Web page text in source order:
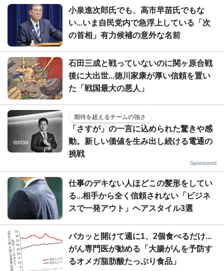
小泉進次郎氏でも、高市早苗氏でもな
い...いま自民党内で急浮上している「次
の首相」有力候補の意外な名前
石田三成と戦っていないのに関ヶ原合戦
後に大出世...徳川家康が厚い信頼を置い
た「戦国最大の悪人」
期待を超えるチームの強さ
「さすが」の一言に込められた驚きや感
動。新しい価値を生み出し続ける電通の
挑戦
Sponsored
仕事のデキない人ほどこの髪形をしてい
る...相手から全く信頼されない「ビジネ
スで一発アウト」ヘアスタイル3選
パカッと開けて週に1、2個食べるだけ...
がん専門医が勧める「大腸がんを予防す
るオメガ脂肪酸たっぷり食品」